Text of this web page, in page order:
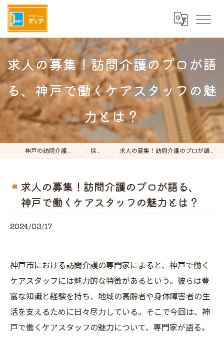
求人の募集！訪問介護のプロが語
る、神戸で働くケアスタッフの魅
力とは？
神戸の訪問介護はケアステーションDear 採用ブログ 求人の募集！訪問介護のプロが語る、神戸で働くケアスタッフの魅力とは？
求人の募集！訪問介護のプロが語る、
神戸で働くケアスタッフの魅力とは？
2024/03/17
神戸市における訪問介護の専門家によると、神戸で働く
ケアスタッフには魅力的な特徴があるという。彼らは豊
富な知識と経験を持ち、地域の高齢者や身体障害者の生
活を支えるために日々尽力している。そこで今回は、神
戸で働くケアスタッフの魅力について、専門家が語る。